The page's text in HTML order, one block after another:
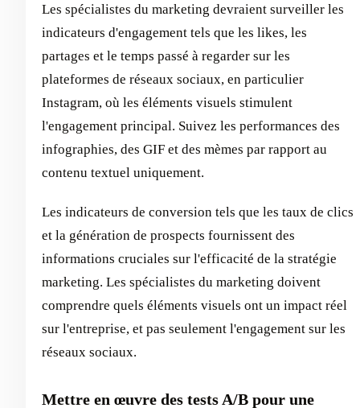
Les spécialistes du marketing devraient surveiller les
indicateurs d'engagement tels que les likes, les
partages et le temps passé à regarder sur les
plateformes de réseaux sociaux, en particulier
Instagram, où les éléments visuels stimulent
l'engagement principal. Suivez les performances des
infographies, des GIF et des mèmes par rapport au
contenu textuel uniquement.
Les indicateurs de conversion tels que les taux de clics
et la génération de prospects fournissent des
informations cruciales sur l'efficacité de la stratégie
marketing. Les spécialistes du marketing doivent
comprendre quels éléments visuels ont un impact réel
sur l'entreprise, et pas seulement l'engagement sur les
réseaux sociaux.
Mettre en œuvre des tests A/B pour une